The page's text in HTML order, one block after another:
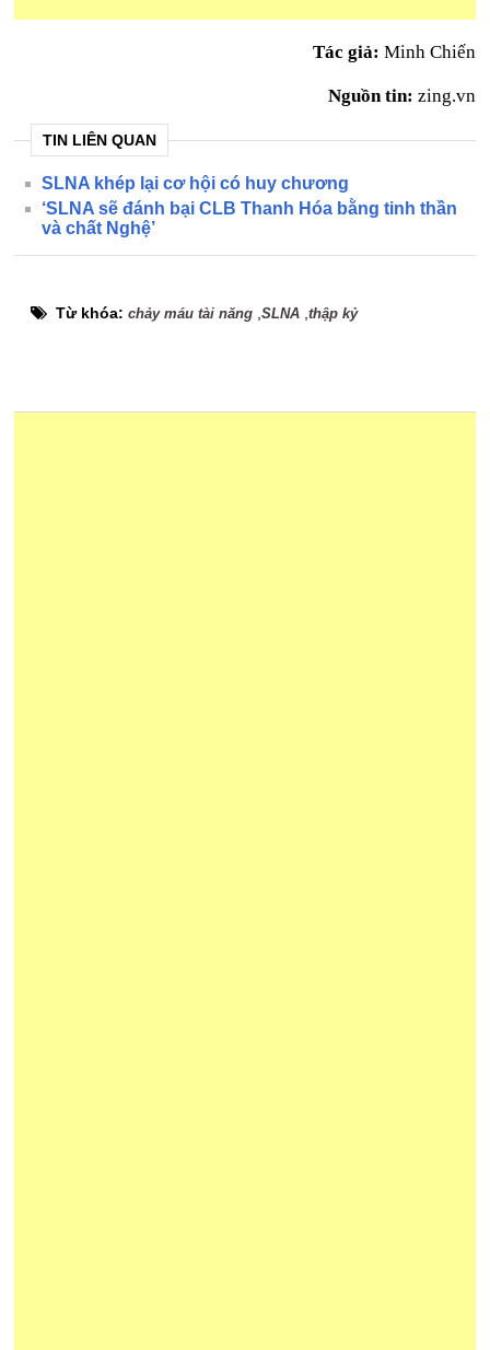
Tác giả: Minh Chiến
Nguồn tin: zing.vn
TIN LIÊN QUAN
SLNA khép lại cơ hội có huy chương
‘SLNA sẽ đánh bại CLB Thanh Hóa bằng tinh thần
và chất Nghệ’
Từ khóa:chảy máu tài năng ,SLNA ,thập kỷ